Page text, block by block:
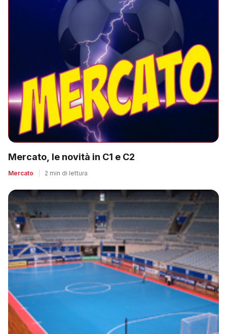
Mercato, le novità in C1 e C2
Mercato 2 min di lettura